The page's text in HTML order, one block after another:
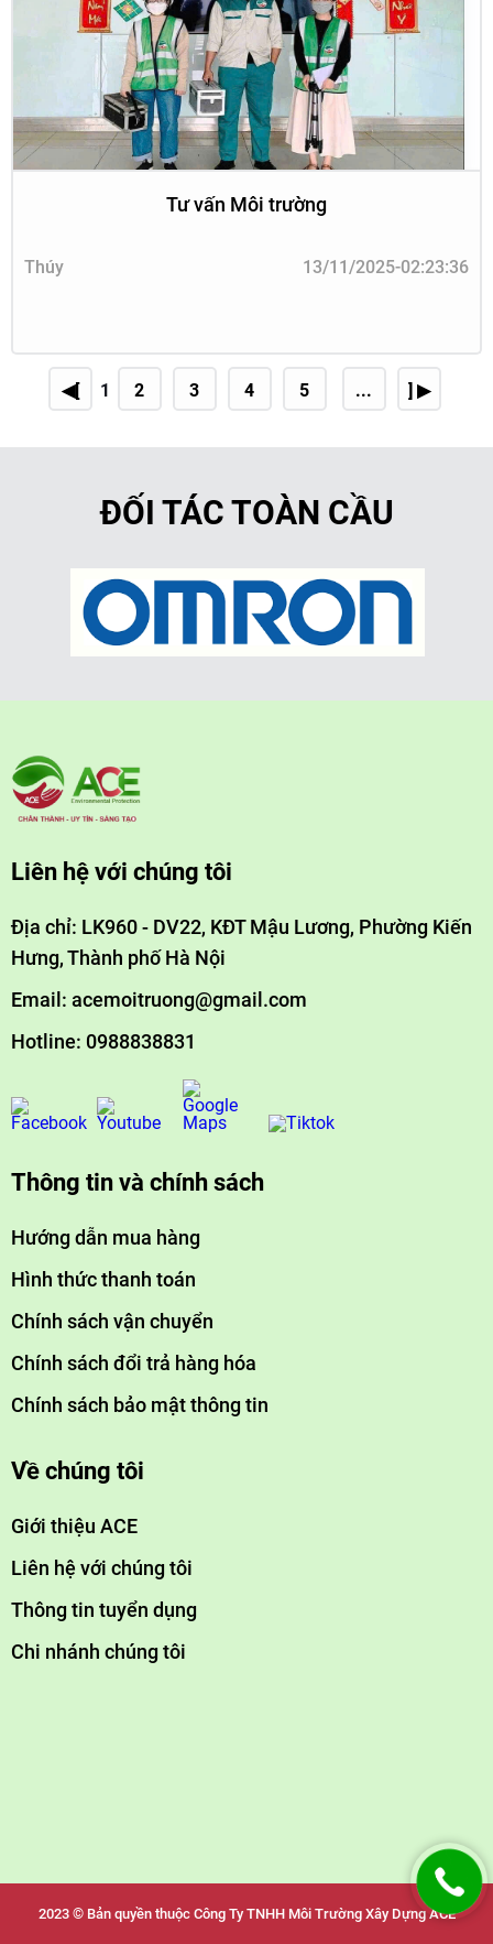
Tư vấn Môi trường
Thúy 13/11/2025-02:23:36
◀[ 1 2 3 4 5 ... ] ▶
ĐỐI TÁC TOÀN CẦU
Liên hệ với chúng tôi
Địa chỉ: LK960 - DV22, KĐT Mậu Lương, Phường Kiến
Hưng, Thành phố Hà Nội
Email: acemoitruong@gmail.com
Hotline: 0988838831
Thông tin và chính sách
Hướng dẫn mua hàng
Hình thức thanh toán
Chính sách vận chuyển
Chính sách đổi trả hàng hóa
Chính sách bảo mật thông tin
Về chúng tôi
Giới thiệu ACE
Liên hệ với chúng tôi
Thông tin tuyển dụng
Chi nhánh chúng tôi
2023 © Bản quyền thuộc Công Ty TNHH Môi Trường Xây Dựng ACE